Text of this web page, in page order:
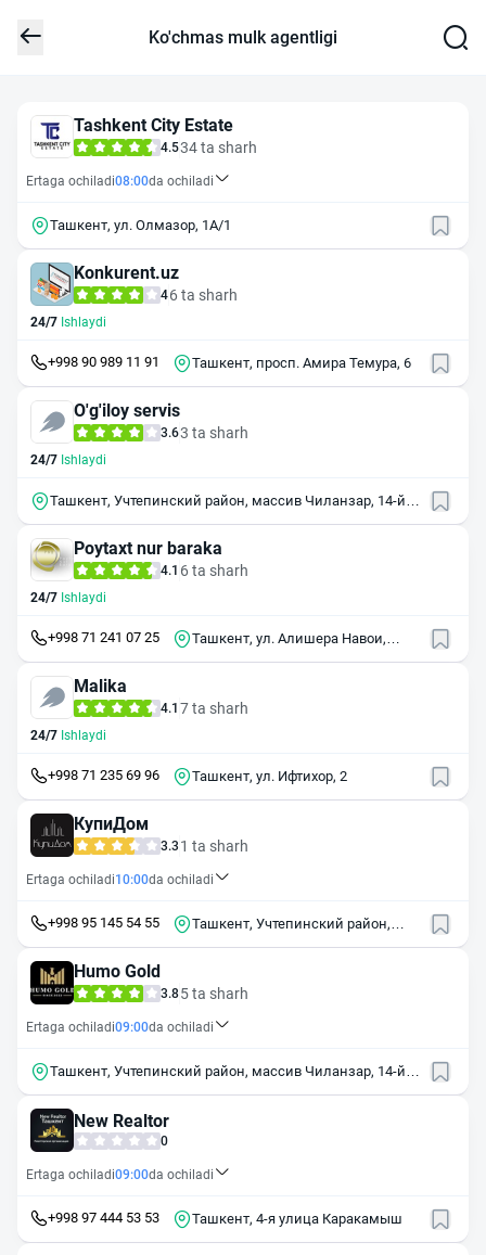
Ko'chmas mulk agentligi
Tashkent City Estate
4.534 ta sharh
Ertaga ochiladi08:00da ochiladi
Ташкент, ул. Олмазор, 1А/1
Konkurent.uz
46 ta sharh
24/7 Ishlaydi
+998 90 989 11 91 Ташкент, просп. Амира Темура, 6
O'g'iloy servis
3.63 ta sharh
24/7 Ishlaydi
Ташкент, Учтепинский район, массив Чиланзар, 14-й
Poytaxt nur baraka
4.1 6 ta sharh
24/7 Ishlaydi
+998 71 241 07 25
Ташкент, ул. Алишера Навои,
Malika
4.1 7 ta sharh
24/7 Ishlaydi
+998 71 235 69 96 Ташкент, ул. Ифтихор, 2
КупиДом
3.3 1 ta sharh
Ertaga ochiladi10:00da ochiladi
+998 95 145 54 55
Ташкент, Учтепинский район,
Humo Gold
3.85 ta sharh
Ertaga ochiladi09:00da ochiladi
Ташкент, Учтепинский район, массив Чиланзар, 14-й
New Realtor
0
Ertaga ochiladi09:00da ochiladi
+998 97 444 53 53 Ташкент, 4-я улица Каракамыш